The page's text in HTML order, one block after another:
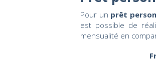
Pour un prêt
est possible de
mensualité en